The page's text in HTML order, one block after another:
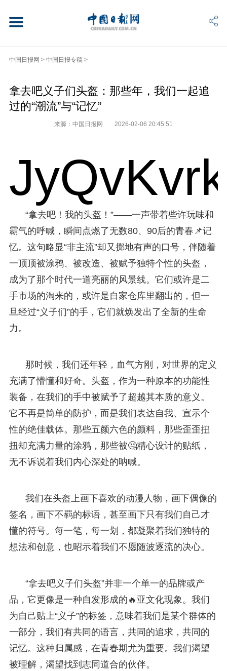
中国日报网 > 中国日报专稿 >
拿去吧义子们头盔：那些年，我们一起追
过的“潮流”与“记忆”
来源：中国日报网 2026-02-06 20:45:51
“拿去吧！我的头盔！”——一声带着些许玩味和
霸气的呼喊，瞬间点燃了无数80、90后的青春📌记
忆。这句略显“非主流”却又掷地有声的口号，伴随着
一顶顶被涂鸦、被改造、被赋予独特个性的头盔，
成为了那个时代一道亮丽的风景线。它们或许是二
手市场的淘来的，或许是自家仓库里翻出的，但一
旦经过“义子们”的手，它们就焕发出了全新的生命
力。
那时候，我们还年轻，血气方刚，对世界的定义
充满了懵懂和好奇。头盔，作为一种原本的功能性
装备，在我们的手中被赋予了超越其本质的意义。
它不再是简单的防护，而是我们表达自我、宣示个
性的绝佳载体。那些五颜六色的颜料，那些歪歪扭
扭却充满力量的涂鸦，那些被🤔精心设计的贴纸，
无不诉说着我们内心深处的呐喊。
我们在头盔上画下喜欢的动漫人物，画下偶像的
签名，画下不羁的标语，甚至画下只有我们自己才
懂的符号。每一笔，每一划，都凝聚着我们独特的
想法和创意，也昭示着我们不愿随波逐流的决心。
“拿去吧义子们头盔”并非一个单一的品牌或产
品，它更像是一种自发形成的🔥亚文化现象。我们
为自己贴上“义子”的标签，意味着我们是某个群体的
一部分，我们有共同的语言，共同的追求，共同的
记忆。这种归属感，在青春期尤为重要。我们渴望
被理解，渴望找到志同道合的伙伴。